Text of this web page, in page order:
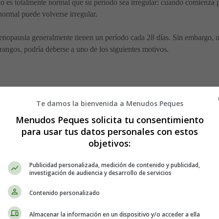
es totalmente normal que su período sea irregular: cuando
puede volverse irregular.
generalmente tienen un período cada 28 días. Sin embargo,
podría deberse a uno de los siguientes motivos.
e incluso afectar la parte del cerebro responsable de regular tu
de peso, todo lo cual puede afectar tu ciclo.
intenta practicar técnicas de relajación y hacer cambios en el
nerviosa o la bulimia, pueden experimentar períodos perdidos.
que funciona el cuerpo y detener la ovulación. Recibir tratamiento
Las mujeres que participan en ejercicio extremo como maratones
Te damos la bienvenida a Menudos Peques
Menudos Peques solicita tu consentimiento
para usar tus datos personales con estos
objetivos:
Publicidad personalizada, medición de contenido y publicidad,
investigación de audiencia y desarrollo de servicios
Contenido personalizado
Almacenar la información en un dispositivo y/o acceder a ella